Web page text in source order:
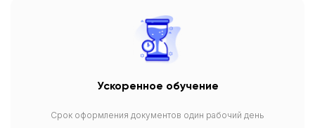
Ускоренное обучение
Срок оформления документов один рабочий день